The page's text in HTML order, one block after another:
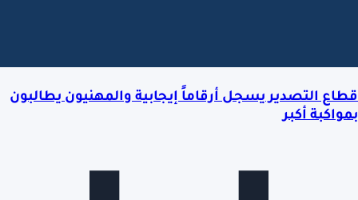
قطاع التصدير يسجل أرقاماً إيجابية والمهنيون يطالبون
بمواكبة أكبر